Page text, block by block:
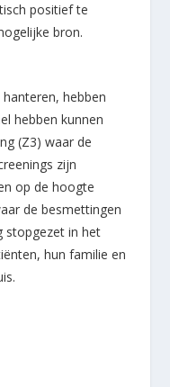
positief te
bron.
hebben
hebben kunnen
(Z3) waar de
zijn
op de hoogte
de besmettingen
stopgezet in het
hun familie en